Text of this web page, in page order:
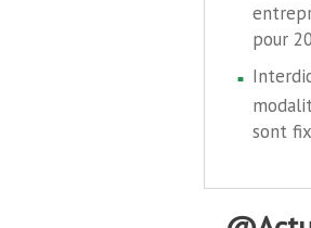
pour
sont